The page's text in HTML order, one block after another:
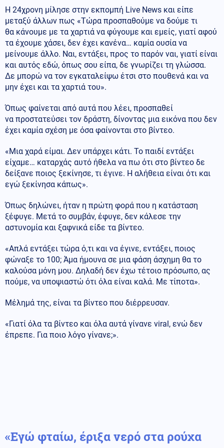
Η 24χρονη μίλησε στην εκπομπή Live News και είπε
μεταξύ άλλων πως «Τώρα προσπαθούμε να δούμε τι
θα κάνουμε με τα χαρτιά να φύγουμε και εμείς, γιατί αφού
τα έχουμε χάσει, δεν έχει κανένα… καμία ουσία να
μείνουμε άλλο. Ναι, εντάξει, προς το παρόν ναι, γιατί είναι
και αυτός εδώ, όπως σου είπα, δε γνωρίζει τη γλώσσα.
Δε μπορώ να τον εγκαταλείψω έτσι στο πουθενά και να
μην έχει και τα χαρτιά του».
Όπως φαίνεται από αυτά που λέει, προσπαθεί
να προστατεύσει τον δράστη, δίνοντας μια εικόνα που δεν
έχει καμία σχέση με όσα φαίνονται στο βίντεο.
«Μια χαρά είμαι. Δεν υπάρχει κάτι. Το παιδί εντάξει
είχαμε… καταρχάς αυτό ήθελα να πω ότι στο βίντεο δε
δείξανε ποιος ξεκίνησε, τι έγινε. Η αλήθεια είναι ότι και
εγώ ξεκίνησα κάπως».
Όπως δηλώνει, ήταν η πρώτη φορά που η κατάσταση
ξέφυγε. Μετά το συμβάν, έφυγε, δεν κάλεσε την
αστυνομία και ξαφνικά είδε τα βίντεο.
«Απλά εντάξει τώρα ό,τι και να έγινε, εντάξει, ποιος
φώναξε το 100; Άμα ήμουνα σε μια φάση άσχημη θα το
καλούσα μόνη μου. Δηλαδή δεν έχω τέτοιο πρόσωπο, ας
πούμε, να υποψιαστώ ότι όλα είναι καλά. Με τίποτα».
Μέλημά της, είναι τα βίντεο που διέρρευσαν.
«Γιατί όλα τα βίντεο και όλα αυτά γίνανε viral, ενώ δεν
έπρεπε. Για ποιο λόγο γίνανε;».
«Εγώ φταίω, έριξα νερό στα ρούχα